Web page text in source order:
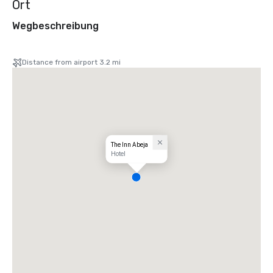
Ort
Wegbeschreibung
Distance from airport 3.2 mi
The Inn Abeja
Hotel